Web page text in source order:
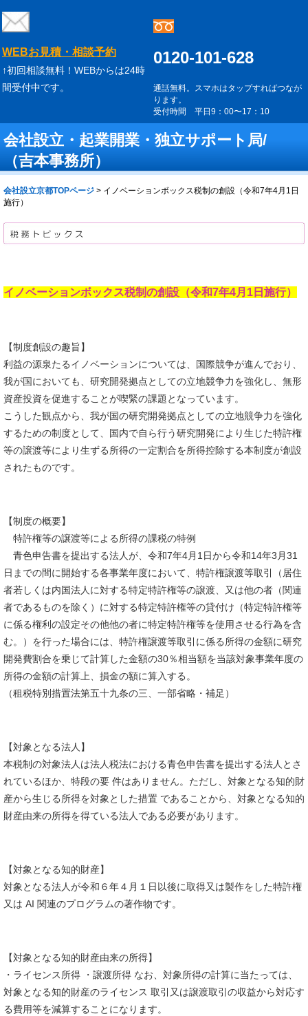
WEBお見積・相談予約
↑初回相談無料！WEBからは24時
間受付中です。
0120-101-628
通話無料。スマホはタップすればつなが
ります。
受付時間 平日9：00〜17：10
会社設立・起業開業・独立サポート局/
（吉本事務所）
会社設立京都TOPページ > イノベーションボックス税制の創設（令和7年4月1日
施行）
イノベーションボックス税制の創設（令和7年4月1日施行）
【制度創設の趣旨】
利益の源泉たるイノベーションについては、国際競争が進んでおり、
我が国においても、研究開発拠点としての立地競争力を強化し、無形
資産投資を促進することが喫緊の課題となっています。
こうした観点から、我が国の研究開発拠点としての立地競争力を強化
するための制度として、国内で自ら行う研究開発により生じた特許権
等の譲渡等により生ずる所得の一定割合を所得控除する本制度が創設
されたものです。
【制度の概要】
特許権等の譲渡等による所得の課税の特例
青色申告書を提出する法人が、令和7年4月1日から令和14年3月31
日までの間に開始する各事業年度において、特許権譲渡等取引（居住
者若しくは内国法人に対する特定特許権等の譲渡、又は他の者（関連
者であるものを除く）に対する特定特許権等の貸付け（特定特許権等
に係る権利の設定その他他の者に特定特許権等を使用させる行為を含
む。）を行った場合には、特許権譲渡等取引に係る所得の金額に研究
開発費割合を乗じて計算した金額の30％相当額を当該対象事業年度の
所得の金額の計算上、損金の額に算入する。
（租税特別措置法第五十九条の三、一部省略・補足）
【対象となる法人】
本税制の対象法人は法人税法における青色申告書を提出する法人とさ
れているほか、特段の要 件はありません。ただし、対象となる知的財
産から生じる所得を対象とした措置 であることから、対象となる知的
財産由来の所得を得ている法人である必要があります。
【対象となる知的財産】
対象となる法人が令和６年４月１日以後に取得又は製作をした特許権
又は AI 関連のプログラムの著作物です。
【対象となる知的財産由来の所得】
・ライセンス所得 ・譲渡所得 なお、対象所得の計算に当たっては、
対象となる知的財産のライセンス 取引又は譲渡取引の収益から対応す
る費用等を減算することになります。